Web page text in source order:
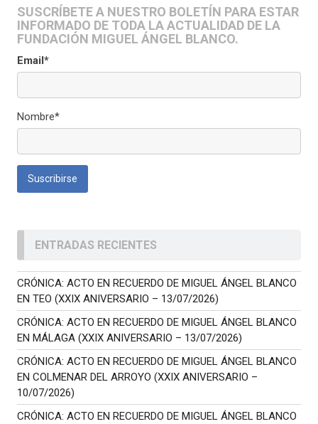
SUSCRÍBETE A NUESTRO BOLETÍN PARA ESTAR
INFORMADO DE TODA LA ACTUALIDAD DE LA
FUNDACIÓN MIGUEL ÁNGEL BLANCO.
Email*
Nombre*
ENTRADAS RECIENTES
CRÓNICA: ACTO EN RECUERDO DE MIGUEL ÁNGEL BLANCO
EN TEO (XXIX ANIVERSARIO – 13/07/2026)
CRÓNICA: ACTO EN RECUERDO DE MIGUEL ÁNGEL BLANCO
EN MÁLAGA (XXIX ANIVERSARIO – 13/07/2026)
CRÓNICA: ACTO EN RECUERDO DE MIGUEL ÁNGEL BLANCO
EN COLMENAR DEL ARROYO (XXIX ANIVERSARIO –
10/07/2026)
CRÓNICA: ACTO EN RECUERDO DE MIGUEL ÁNGEL BLANCO